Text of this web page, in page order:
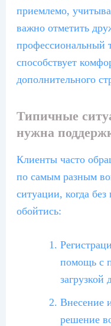
приемлемо,
важно отметить
профессиональный
способствует
дополнительного
Типичные
нужна
Клиенты часто
по самым разным
ситуации, когда
обойтись:
помощь с
загрузкой
Внесение
решение